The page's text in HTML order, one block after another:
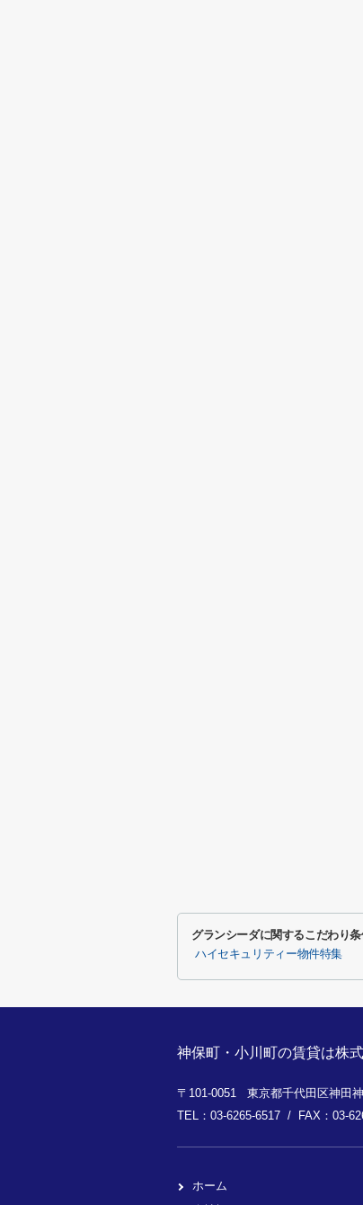
グランシーダに関するこだわり
ハイセキュリティー物件特集
神保町・小川町の賃貸は株
〒101-0051 東京都千代田区神田
TEL：03-6265-6517 / FAX：03-
ホーム